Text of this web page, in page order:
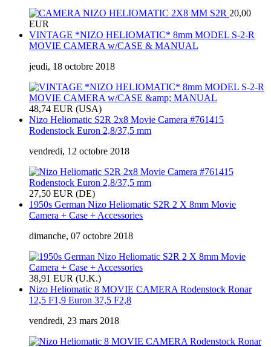
20,00
EUR
VINTAGE *NIZO HELIOMATIC* 8mm MODEL S-2-R
MOVIE CAMERA w/CASE & MANUAL
jeudi, 18 octobre 2018
48,74 EUR (USA)
Nizo Heliomatic S2R 2x8 Movie Camera #761415
Rodenstock Euron 2,8/37,5 mm
vendredi, 12 octobre 2018
27,50 EUR (DE)
1950s German Nizo Heliomatic S2R 2 X 8mm Movie
Camera + Case + Accessories
dimanche, 07 octobre 2018
38,91 EUR (U.K.)
Nizo Heliomatic 8 MOVIE CAMERA Rodenstock Ronar
12,5 F1,9 Euron 37,5 F2,8
vendredi, 23 mars 2018